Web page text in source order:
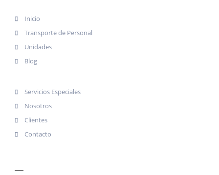
Inicio
Transporte de Personal
Unidades
Blog
Servicios Especiales
Nosotros
Clientes
Contacto